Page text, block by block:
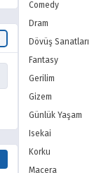
Comedy
Dram
Dövüş Sanatları
Fantasy
Gerilim
Gizem
Günlük Yaşam
Isekai
Korku
Macera